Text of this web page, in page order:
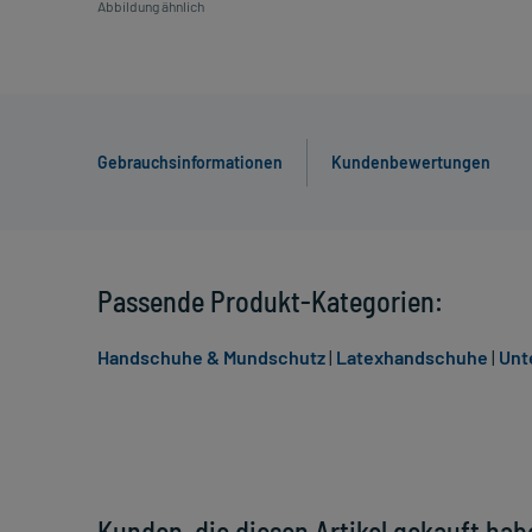
Abbildung ähnlich
Gebrauchsinformationen Kundenbewertungen
Passende Produkt-Kategorien:
Handschuhe & Mundschutz| Latexhandschuhe |